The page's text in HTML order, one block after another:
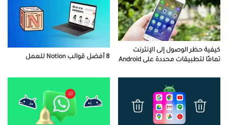
كيفية حظر الوصول إلى الإنترنت
تمامًا لتطبيقات محددة على Android
8 أفضل قوالب Notion للعمل